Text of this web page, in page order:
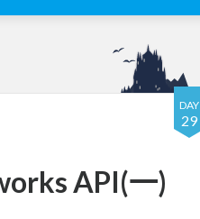
DAY
29
API(一)